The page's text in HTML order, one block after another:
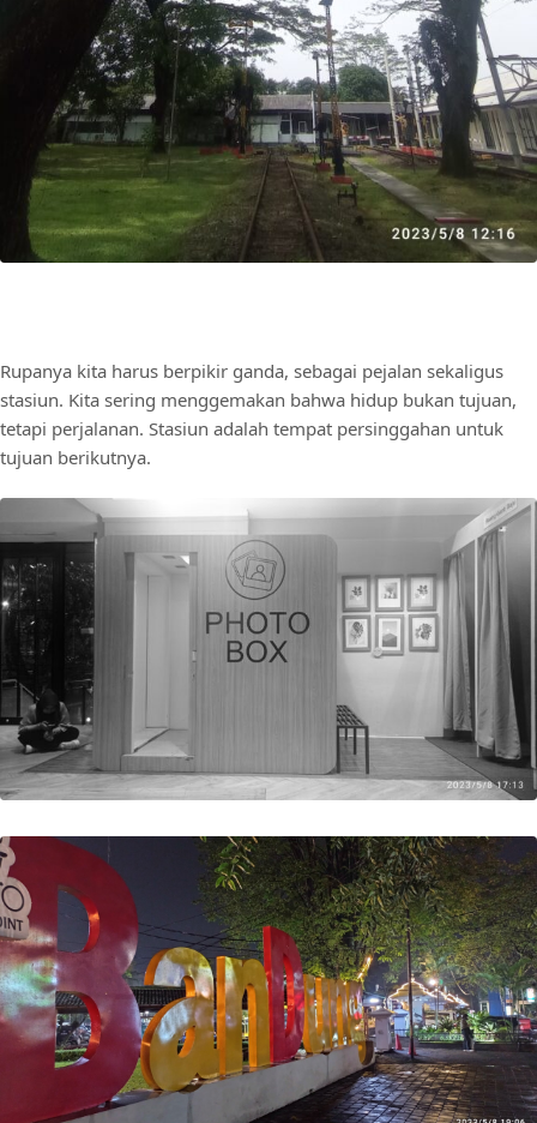
Rupanya kita harus berpikir ganda, sebagai pejalan sekaligus
stasiun. Kita sering menggemakan bahwa hidup bukan tujuan,
tetapi perjalanan. Stasiun adalah tempat persinggahan untuk
tujuan berikutnya.